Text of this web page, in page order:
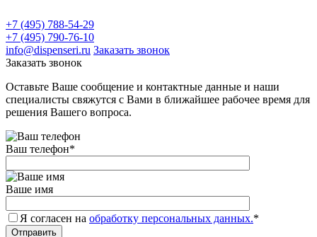
+7 (495) 788-54-29
+7 (495) 790-76-10
info@dispenseri.ru Заказать звонок
Заказать звонок
Оставьте Ваше сообщение и контактные данные и наши
специалисты свяжутся с Вами в ближайшее рабочее время для
решения Вашего вопроса.
Ваш телефон*
Ваше имя
Я согласен на обработку персональных данных.*